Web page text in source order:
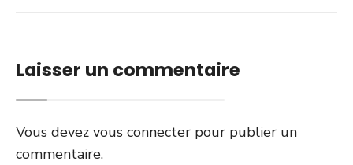
Laisser un commentaire
Vous devez vous connecter pour publier un
commentaire.